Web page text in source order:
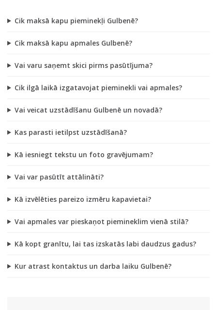
Cik maksā kapu pieminekļi Gulbenē?
Cik maksā kapu apmales Gulbenē?
Vai varu saņemt skici pirms pasūtījuma?
Cik ilgā laikā izgatavojat pieminekli vai apmales?
Vai veicat uzstādīšanu Gulbenē un novadā?
Kas parasti ietilpst uzstādīšanā?
Kā iesniegt tekstu un foto gravējumam?
Vai var pasūtīt attālināti?
Kā izvēlēties pareizo izmēru kapavietai?
Vai apmales var pieskaņot piemineklim vienā stilā?
Kā kopt granītu, lai tas izskatās labi daudzus gadus?
Kur atrast kontaktus un darba laiku Gulbenē?